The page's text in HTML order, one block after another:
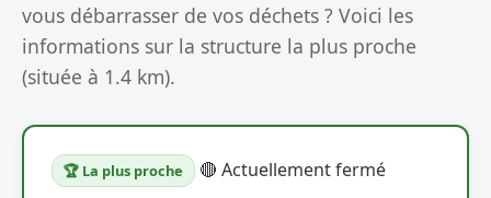
vous débarrasser de vos déchets ? Voici les
informations sur la structure la plus proche
(située à 1.4 km).
🏆 La plus proche 🔴 Actuellement fermé